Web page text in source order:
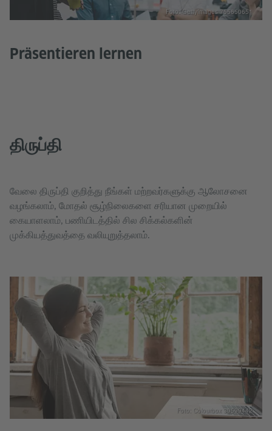
Präsentieren lernen
Foto: GettyImages 755650651
திருப்தி
வேலை திருப்தி குறித்து நீங்கள் மற்றவர்களுக்கு ஆலோசனை
வழங்கலாம், மோதல் சூழ்நிலைகளை சரியான முறையில்
கையாளலாம், பணியிடத்தில் சில சிக்கல்களின்
முக்கியத்துவத்தை வலியுறுத்தலாம்.
Foto: Colourbox 30599442